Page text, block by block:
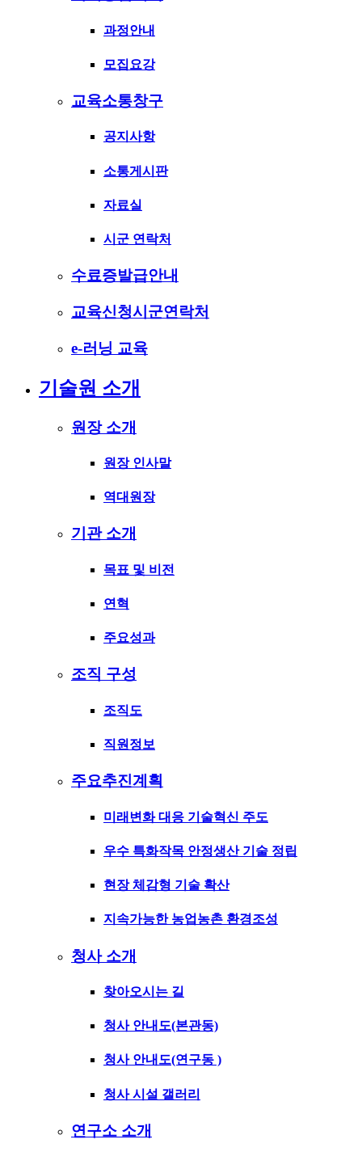
과정안내
모집요강
교육소통창구
공지사항
소통게시판
자료실
시군 연락처
수료증발급안내
교육신청시군연락처
e-러닝 교육
기술원 소개
원장 소개
원장 인사말
역대원장
기관 소개
목표 및 비전
연혁
주요성과
조직 구성
조직도
직원정보
주요추진계획
미래변화 대응 기술혁신 주도
우수 특화작목 안정생산 기술 정립
현장 체감형 기술 확산
지속가능한 농업농촌 환경조성
청사 소개
찾아오시는 길
청사 안내도(본관동)
청사 안내도(연구동 )
청사 시설 갤러리
연구소 소개